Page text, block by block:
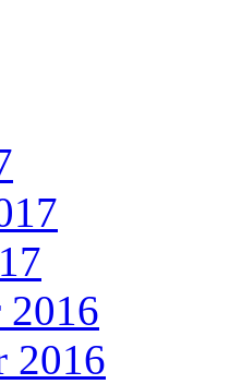
2016
2016